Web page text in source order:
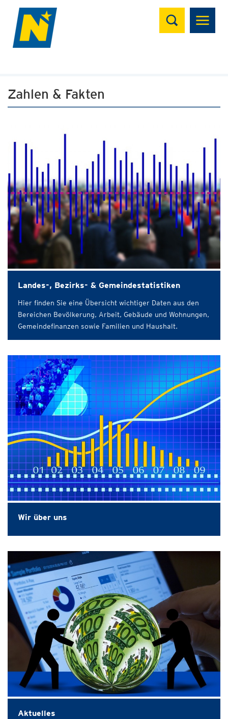
Suchen
Zahlen & Fakten
Landes-, Bezirks- & Gemeindestatistiken
Hier finden Sie eine Übersicht wichtiger Daten aus den
Bereichen Bevölkerung, Arbeit, Gebäude und Wohnungen,
Gemeindefinanzen sowie Familien und Haushalt.
Wir über uns
Aktuelles